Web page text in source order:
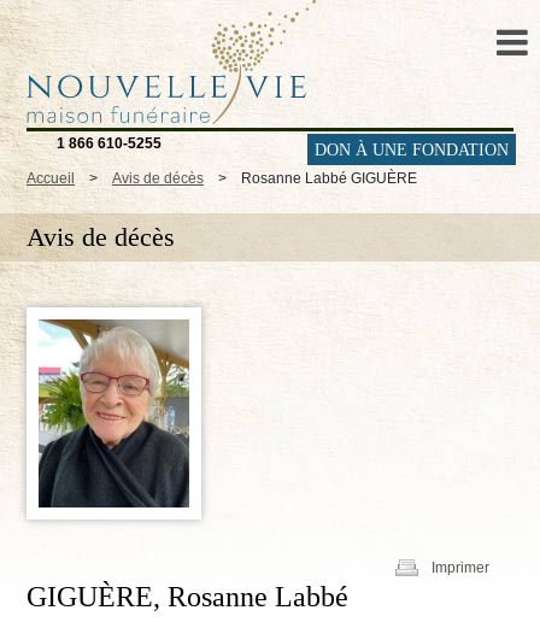
1 866 610-5255 DON À UNE FONDATION
Accueil > Avis de décès > Rosanne Labbé GIGUÈRE
Avis de décès
Imprimer
GIGUÈRE, Rosanne Labbé